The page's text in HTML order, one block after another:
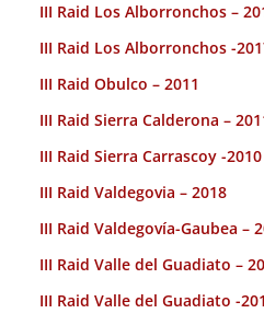
III Raid Los Alborronchos –
III Raid Los Alborronchos -
III Raid Obulco – 2011
III Raid Sierra Calderona –
III Raid Sierra Carrascoy -2010
III Raid Valdegovia – 2018
III Raid Valdegovía-Gaubea –
III Raid Valle del Guadiato –
III Raid Valle del Guadiato -